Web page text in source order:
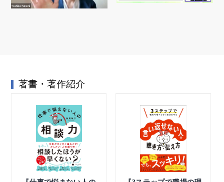
著書・著作紹介